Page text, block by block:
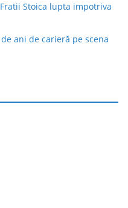
Stoica lupta impotriva
de ani de carieră pe scena